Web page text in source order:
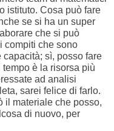
istituto. Cosa può fare
se si ha un super
che si può
compiti che sono
sì, posso fare
è la risorsa più
ad analisi
sarei felice di farlo.
il materiale che posso,
di nuovo, per